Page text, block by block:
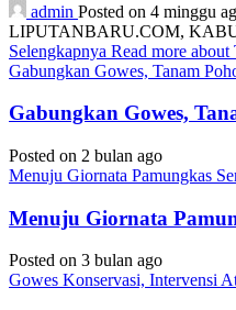
admin Posted on 4 minggu
LIPUTANBARU.COM,
Selengkapnya Read more
Gabungkan Gowes, Tanam
Gabungkan Gowes,
Posted on 2 bulan ago
Menuju Giornata Pamungkas
Menuju Giornata
Posted on 3 bulan ago
Gowes Konservasi, Intervensi